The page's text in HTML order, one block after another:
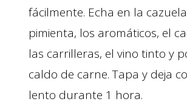
fácilmente. Echa en la
pimienta, los aromáticos, el
las carrilleras, el vino tinto y
caldo de carne. Tapa y deja
lento durante 1 hora.